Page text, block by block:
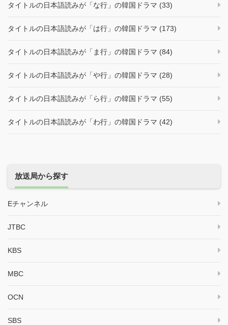
タイトルの日本語読みが「な行」の韓国ドラマ (33)
タイトルの日本語読みが「は行」の韓国ドラマ (173)
タイトルの日本語読みが「ま行」の韓国ドラマ (84)
タイトルの日本語読みが「や行」の韓国ドラマ (28)
タイトルの日本語読みが「ら行」の韓国ドラマ (55)
タイトルの日本語読みが「わ行」の韓国ドラマ (42)
放送局から探す
Eチャンネル
JTBC
KBS
MBC
OCN
SBS